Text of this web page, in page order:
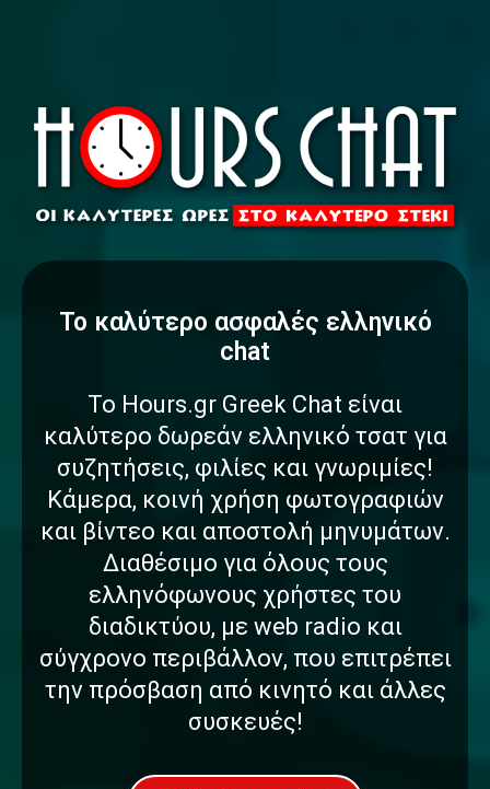
To καλύτερο ασφαλές ελληνικό
chat
Το Hours.gr Greek Chat είναι
καλύτερο δωρεάν ελληνικό τσατ για
συζητήσεις, φιλίες και γνωριμίες!
Κάμερα, κοινή χρήση φωτογραφιών
και βίντεο και αποστολή μηνυμάτων.
Διαθέσιμο για όλους τους
ελληνόφωνους χρήστες του
διαδικτύου, με web radio και
σύγχρονο περιβάλλον, που επιτρέπει
την πρόσβαση από κινητό και άλλες
συσκευές!